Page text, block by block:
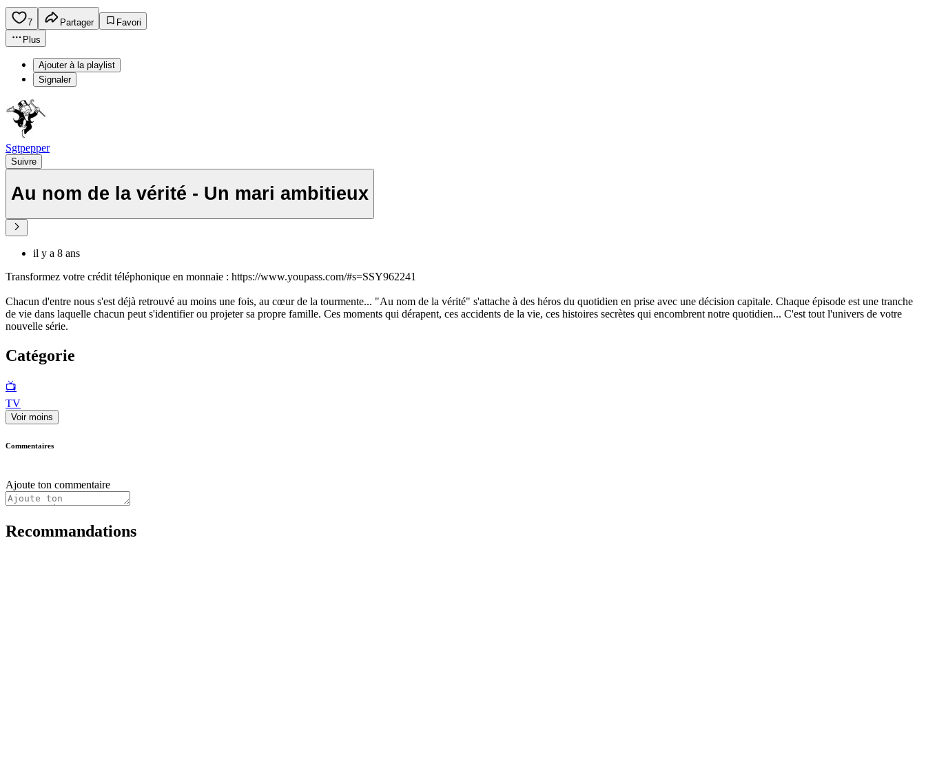
7 Partager
Favori
Plus
Ajouter à la playlist
Signaler
Sgtpepper
Suivre
Au nom de la vérité - Un mari ambitieux
il y a 8 ans
Transformez votre crédit téléphonique en monnaie : https://www.youpass.com/#s=SSY962241
Chacun d'entre nous s'est déjà retrouvé au moins une fois, au cœur de la tourmente... "Au nom de la vérité" s'attache à des héros du quotidien en prise avec une décision capitale. Chaque épisode est une tranche
de vie dans laquelle chacun peut s'identifier ou projeter sa propre famille. Ces moments qui dérapent, ces accidents de la vie, ces histoires secrètes qui encombrent notre quotidien... C'est tout l'univers de votre
nouvelle série.
Catégorie
📺
TV
Voir moins
Commentaires
Ajoute ton commentaire
Recommandations